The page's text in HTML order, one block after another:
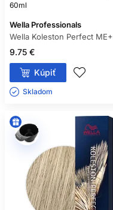
60ml
Wella Professionals
Wella Koleston Perfect ME+
9.75 €
Kúpiť
Skladom ㅤ